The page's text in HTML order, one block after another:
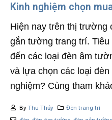
Kinh nghiệm chọn
Hiện nay trên thị trường
gắn tường trang trí.
đến các loại đèn âm
và lựa chọn các loại
nghiệm? Cùng tham
By Thu Thủy
Đèn trang trí